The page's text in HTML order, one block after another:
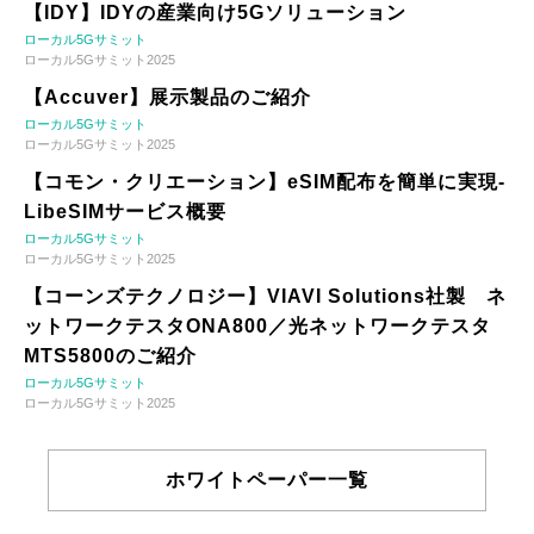
【IDY】IDYの産業向け5Gソリューション
ローカル5Gサミット
ローカル5Gサミット2025
【Accuver】展示製品のご紹介
ローカル5Gサミット
ローカル5Gサミット2025
【コモン・クリエーション】eSIM配布を簡単に実現-
LibeSIMサービス概要
ローカル5Gサミット
ローカル5Gサミット2025
【コーンズテクノロジー】VIAVI Solutions社製 ネ
ットワークテスタONA800／光ネットワークテスタ
MTS5800のご紹介
ローカル5Gサミット
ローカル5Gサミット2025
ホワイトペーパー一覧